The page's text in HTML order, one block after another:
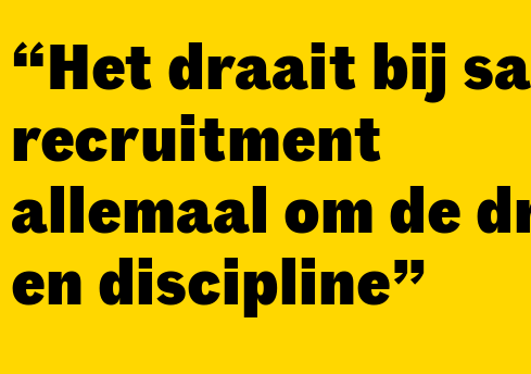
“Het draait bij
recruitment
allemaal om de
en discipline”